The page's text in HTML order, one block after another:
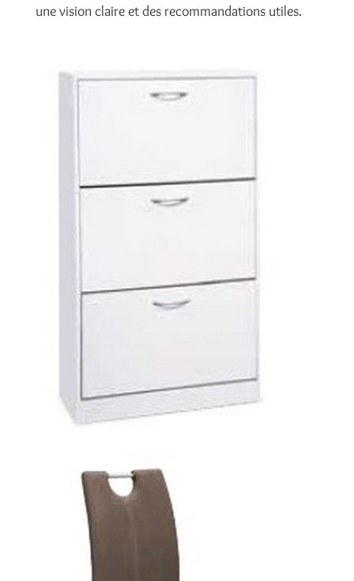
une vision claire et des recommandations utiles.